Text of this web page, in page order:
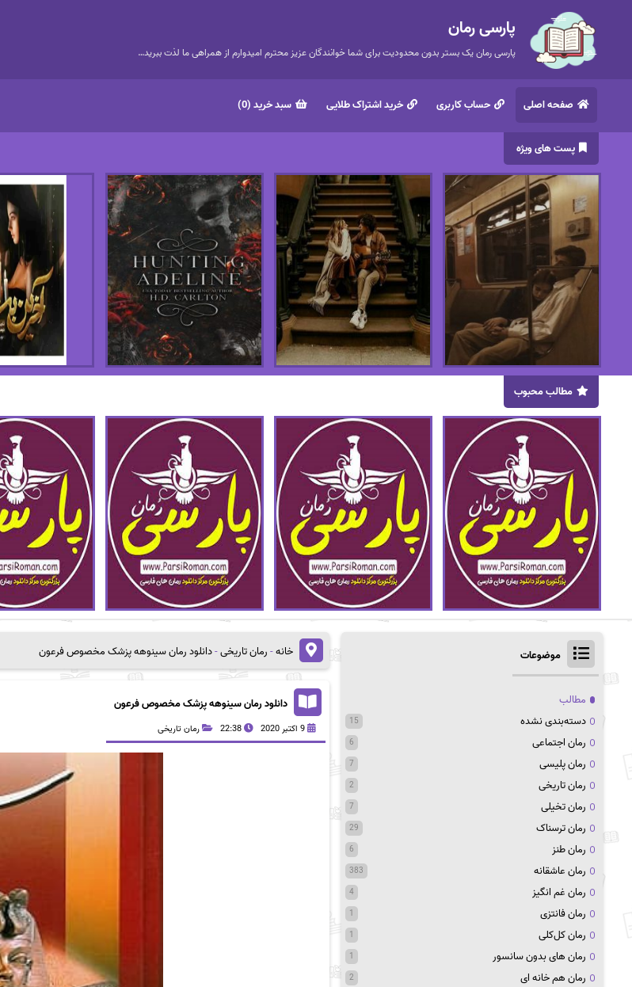
پارسی رمان
پارسی رمان یک بستر بدون محدودیت برای شما خوانندگان عزیز محترم امیدوارم از همراهی ما لذت ببرید…
صفحه اصلی حساب کاربری خرید اشتراک طلایی سبد خرید (0)
پست های ویژه
مطالب محبوب
خانه-رمان تاریخی-دانلود رمان سینوهه پزشک مخصوص فرعون
دانلود رمان سینوهه پزشک مخصوص فرعون
9 اکتبر 2020 22:38 رمان تاریخی
موضوعات
مطالب
دسته‌بندی نشده
15
رمان اجتماعی 6
رمان پلیسی 7
رمان تاریخی 2
رمان تخیلی 7
رمان ترسناک 29
رمان طنز 6
رمان عاشقانه 383
رمان غم انگیز 4
رمان فانتزی 1
رمان کل‌کلی 1
رمان های بدون سانسور 1
رمان هم خانه ای 2